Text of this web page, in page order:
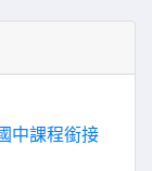
中課程銜接